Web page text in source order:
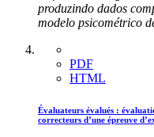
produzindo dados
modelo psicométrico
PDF
HTML
Évaluateurs évalués :
correcteurs d’une épreuve